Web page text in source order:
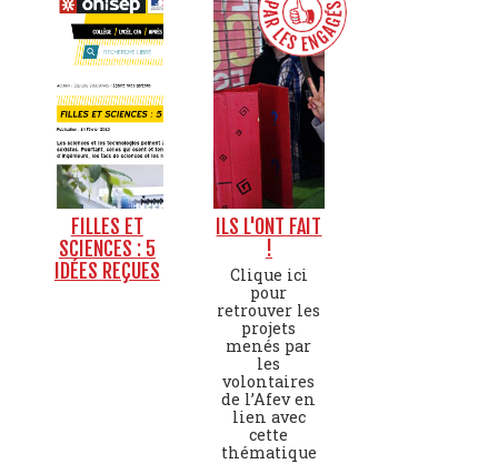
FILLES ET
SCIENCES : 5
IDÉES REÇUES
ILS L'ONT FAIT
!
Clique ici
pour
retrouver les
projets
menés par
les
volontaires
de l’Afev en
lien avec
cette
thématique